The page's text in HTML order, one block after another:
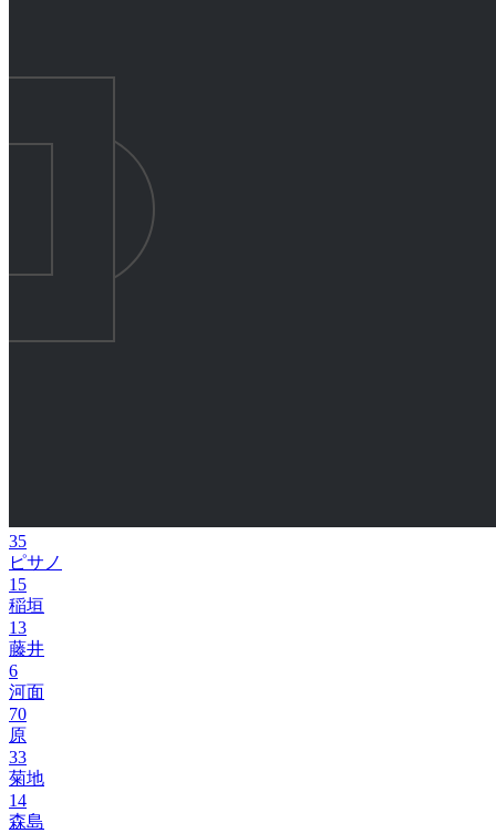
35
ピサノ
15
稲垣
13
藤井
6
河面
70
原
33
菊地
14
森島